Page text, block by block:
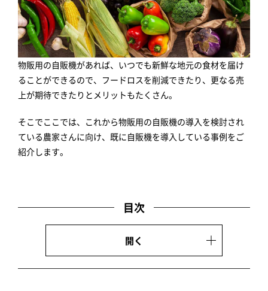
物販用の自販機があれば、いつでも新鮮な地元の食材を届け
ることができるので、フードロスを削減できたり、更なる売
上が期待できたりとメリットもたくさん。
そこでここでは、これから物販用の自販機の導入を検討され
ている農家さんに向け、既に自販機を導入している事例をご
紹介します。
目次